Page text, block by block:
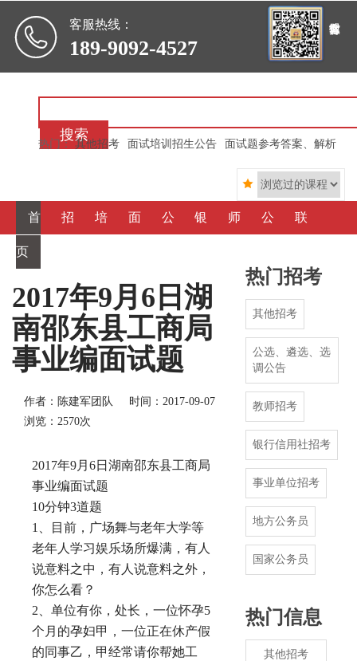
 客服热线：
189-9092-4527
搜索
热门：其他招考 面试培训招生公告 面试题参考答案、解析

首
页
招
息
培
息
面
得
公
遴
选
银
用
社
师 公
介
联
们
2017年9月6日湖
南邵东县工商局
事业编面试题
作者：陈建军团队
时间：2017-09-07
浏览：2570次
2017年9月6日湖南邵东县工商局
事业编面试题
10分钟3道题
1、目前，广场舞与老年大学等
老年人学习娱乐场所爆满，有人
说意料之中，有人说意料之外，
你怎么看？
2、单位有你，处长，一位怀孕5
个月的孕妇甲，一位正在休产假
的同事乙，甲经常请你帮她工
热门招考
其他招考
公选、遴选、选
调公告
教师招考
银行信用社招考
事业单位招考
地方公务员
国家公务员
热门信息
其他招考